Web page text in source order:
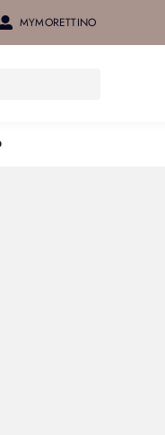
MYMORETTINO